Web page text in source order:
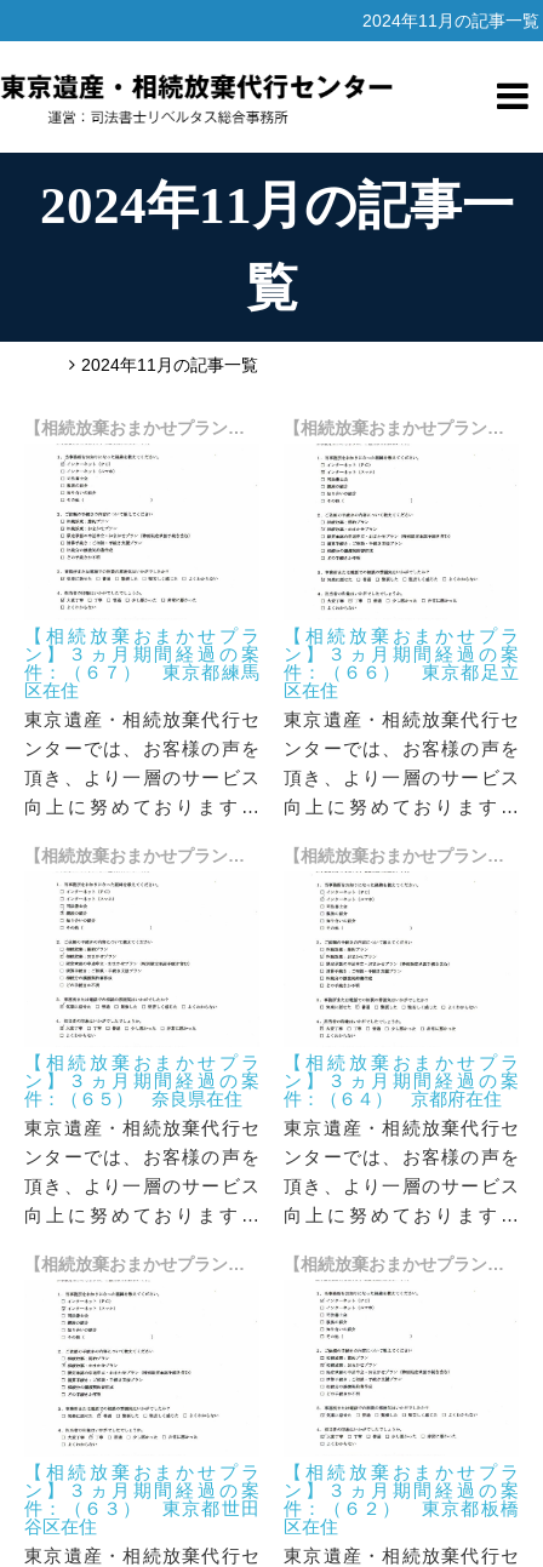
2024年11月の記事一覧
2024年11月の記事一
覧
2024年11月の記事一覧
【相続放棄おまかせプラン】３ヵ月期間経過の案件：（６７） 東京都練馬区在住
【相続放棄おまかせプラ
ン】３ヵ月期間経過の案
件：（６７） 東京都練馬
区在住
東京遺産・相続放棄代行セ
ンターでは、お客様の声を
頂き、より一層のサービス
向上に努めております。
いた方」からお寄せいただ
いた貴重なお言葉の一部を
ご紹介させていただきま
す。
【相続放棄おまかせプラン】３ヵ月期間経過の案件：（６６） 東京都足立区在住
【相続放棄おまかせプラ
ン】３ヵ月期間経過の案
件：（６６） 東京都足立
区在住
東京遺産・相続放棄代行セ
ンターでは、お客様の声を
頂き、より一層のサービス
向上に努めております。
いた方」からお寄せいただ
いた貴重なお言葉の一部を
ご紹介させていただきま
【相続放棄おまかせプラン】３ヵ月期間経過の案件：（６５） 奈良県在住
【相続放棄おまかせプラ
ン】３ヵ月期間経過の案
件：（６５） 奈良県在住
東京遺産・相続放棄代行セ
ンターでは、お客様の声を
頂き、より一層のサービス
向上に努めております。
いた方」からお寄せいただ
いた貴重なお言葉の一部を
ご紹介させていただきま
す。
【相続放棄おまかせプラン】３ヵ月期間経過の案件：（６４） 京都府在住
【相続放棄おまかせプラ
ン】３ヵ月期間経過の案
件：（６４） 京都府在住
東京遺産・相続放棄代行セ
ンターでは、お客様の声を
頂き、より一層のサービス
向上に努めております。
いた方」からお寄せいただ
いた貴重なお言葉の一部を
ご紹介させていただきま
【相続放棄おまかせプラン】３ヵ月期間経過の案件：（６３） 東京都世田谷区在住
【相続放棄おまかせプラ
ン】３ヵ月期間経過の案
件：（６３） 東京都世田
谷区在住
東京遺産・相続放棄代行セ
【相続放棄おまかせプラン】３ヵ月期間経過の案件：（６２） 東京都板橋区在住
【相続放棄おまかせプラ
ン】３ヵ月期間経過の案
件：（６２） 東京都板橋
区在住
東京遺産・相続放棄代行セ